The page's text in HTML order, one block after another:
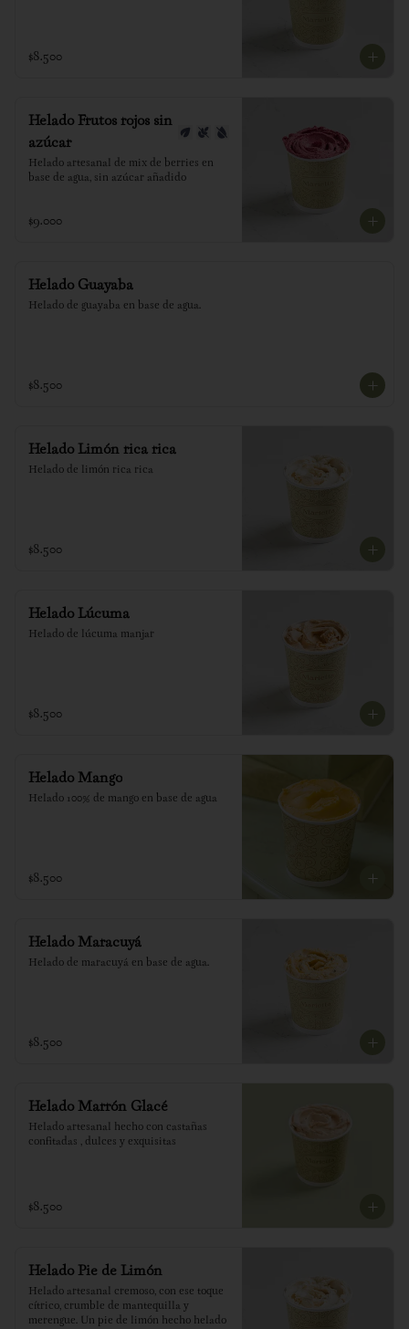
$8.500
Helado Frutos rojos sin
azúcar
Helado artesanal de mix de berries en
base de agua, sin azúcar añadido
$9.000
Helado Guayaba
Helado de guayaba en base de agua.
$8.500
Helado Limón rica rica
Helado de limón rica rica
$8.500
Helado Lúcuma
Helado de lúcuma manjar
$8.500
Helado Mango
Helado 100% de mango en base de agua
$8.500
Helado Maracuyá
Helado de maracuyá en base de agua.
$8.500
Helado Marrón Glacé
Helado artesanal hecho con castañas
confitadas , dulces y exquisitas
$8.500
Helado Pie de Limón
Helado artesanal cremoso, con ese toque
cítrico, crumble de mantequilla y
merengue. Un pie de limón hecho helado